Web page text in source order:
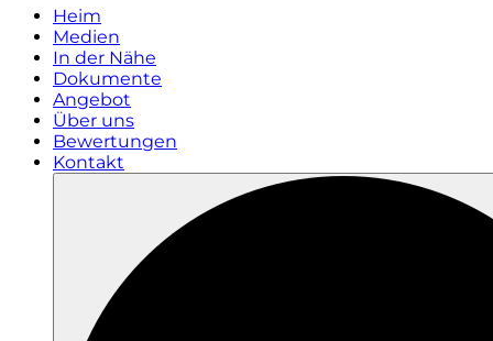
Heim
Medien
In der Nähe
Dokumente
Angebot
Über uns
Bewertungen
Kontakt